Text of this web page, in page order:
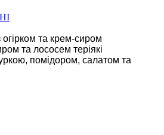
огірком та крем-сиром
та лососем теріякі
помідором, салатом та